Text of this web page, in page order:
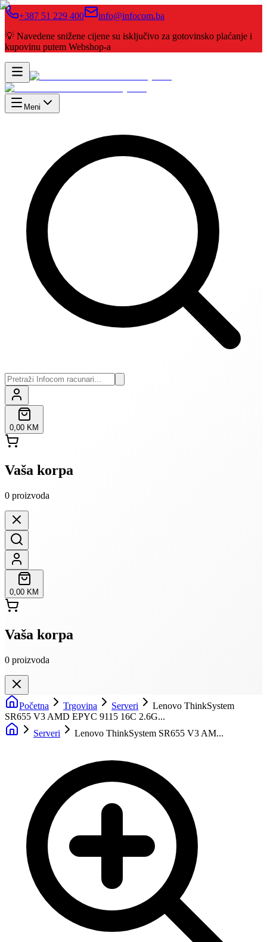
+387 51 229 400
info@infocom.ba
💡 Navedene snižene cijene su isključivo za gotovinsko plaćanje i
kupovinu putem Webshop-a
Meni
0,00 KM
Vaša korpa
0 proizvoda
0,00 KM
Vaša korpa
0 proizvoda
Početna Trgovina Serveri
Lenovo ThinkSystem
SR655 V3 AMD EPYC 9115 16C 2.6G...
Serveri
Lenovo ThinkSystem SR655 V3 AM...